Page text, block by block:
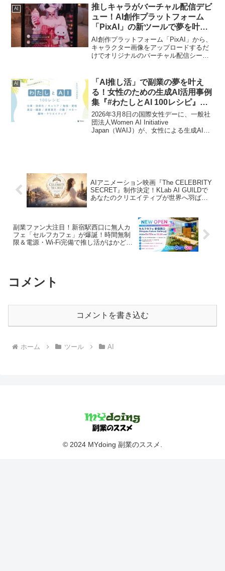
う使われているかを可視化し、ライセン
ス収益につなげる画期的なツールとなる
でしょう。
AI
推しキャラがバーチャル配信デビ
ュー！AI創作プラットフォーム
「PixAI」の新ツールで夢を叶え
よう
AI創作プラットフォーム「PixAI」から、
キャラクター画像をアップロードするだ
けでオリジナルのバーチャル配信シーン
ターを簡単にバーチャル配信の世界に登
場させ、動画やSNSコンテンツ制作に活
用できます。クリエイター共創プログラ
ムや対話型AIエージェント「Mio.2」な
ど、創作活動をサポートする機能も充実
しています。
AI
「AI推し活」で副業の夢を叶え
る！女性のための生成AI活用事例
集『#わたしとAI 100レシピ』が
登場
2026年3月8日の国際女性デーに、一般社
団法人Women AI Initiative
Japan（WAIJ）が、女性による生成AI活
たい副業ファンにとって、新たな可能性
を広げるヒントが満載です。
AIアニメーション映画『The CELEBRITY
SECRET』制作決定！KLab AI GUILDで
あなたのクリエイティブが世界へ羽ばた
副業ファン大注目！新宿駅西口に無人カ
フェ「セルフカフェ」が爆誕！時間無制
限＆電源・Wi-Fi完備で推し活がはかど
コメント
コメントを書き込む
ホーム ツール AI
© 2024 MYdoing 副業のススメ.